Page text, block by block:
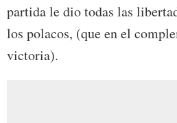
partida le dio todas las
los polacos, (que en el
victoria).